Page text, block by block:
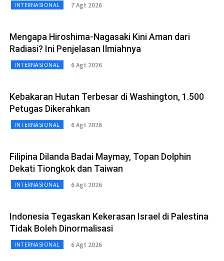
INTERNASIONAL 7 Agt 2026
Mengapa Hiroshima-Nagasaki Kini Aman dari
Radiasi? Ini Penjelasan Ilmiahnya
INTERNASIONAL 6 Agt 2026
Kebakaran Hutan Terbesar di Washington, 1.500
Petugas Dikerahkan
INTERNASIONAL 6 Agt 2026
Filipina Dilanda Badai Maymay, Topan Dolphin
Dekati Tiongkok dan Taiwan
INTERNASIONAL 6 Agt 2026
Indonesia Tegaskan Kekerasan Israel di Palestina
Tidak Boleh Dinormalisasi
INTERNASIONAL 6 Agt 2026